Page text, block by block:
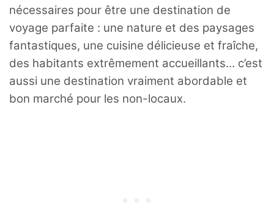
nécessaires pour être une destination de
voyage parfaite : une nature et des paysages
fantastiques, une cuisine délicieuse et fraîche,
des habitants extrêmement accueillants… c’est
aussi une destination vraiment abordable et
bon marché pour les non-locaux.